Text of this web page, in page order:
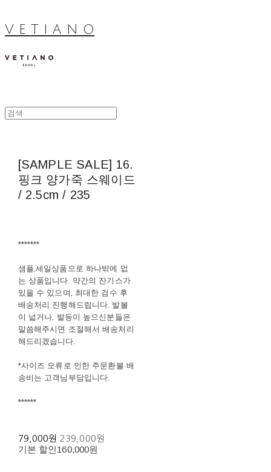
V E T I A N O
[SAMPLE SALE] 16.
핑크 양가죽 스웨이드
/ 2.5cm / 235
*******
샘플,세일상품으로 하나밖에 없
는 상품입니다. 약간의 잔기스가
있을 수 있으며, 최대한 검수 후
배송처리 진행해드립니다. 발볼
이 넓거나, 발등이 높으신분들은
말씀해주시면 조절해서 배송처리
해드리겠습니다.
*사이즈 오류로 인한 주문환불 배
송비는 고객님부담입니다.
******
79,000원 239,000원
기본 할인160,000원